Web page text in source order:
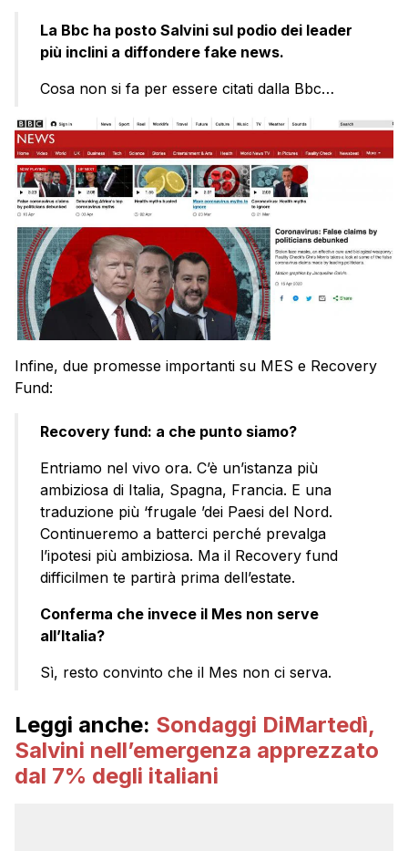
La Bbc ha posto Salvini sul podio dei leader
più inclini a diffondere fake news.
Cosa non si fa per essere citati dalla Bbc…
Infine, due promesse importanti su MES e Recovery
Fund:
Recovery fund: a che punto siamo?
Entriamo nel vivo ora. C’è un’istanza più
ambiziosa di Italia, Spagna, Francia. E una
traduzione più ‘frugale ’dei Paesi del Nord.
Continueremo a batterci perché prevalga
l’ipotesi più ambiziosa. Ma il Recovery fund
difficilmen te partirà prima dell’estate.
Conferma che invece il Mes non serve
all’Italia?
Sì, resto convinto che il Mes non ci serva.
Leggi anche: Sondaggi DiMartedì,
Salvini nell’emergenza apprezzato
dal 7% degli italiani